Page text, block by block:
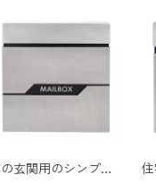
家の玄関用のシンプルなデザインのモダンな亜鉛メッキ鋼壁取り付けロックメールボックス